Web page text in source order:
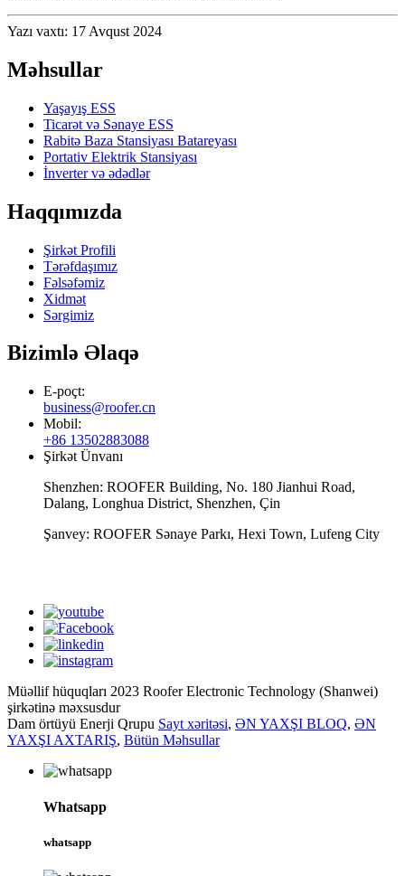
Yazı vaxtı: 17 Avqust 2024
Məhsullar
Yaşayış ESS
Ticarət və Sənaye ESS
Rabitə Baza Stansiyası Batareyası
Portativ Elektrik Stansiyası
İnverter və ədədlər
Haqqımızda
Şirkət Profili
Tərəfdaşımız
Fəlsəfəmiz
Xidmət
Sərgimiz
Bizimlə Əlaqə
E-poçt:
business@roofer.cn
Mobil:
+86 13502883088
Şirkət Ünvanı
Shenzhen: ROOFER Building, No. 180 Jianhui Road,
Dalang, Longhua District, Shenzhen, Çin
Şanvey: ROOFER Sənaye Parkı, Hexi Town, Lufeng City
Müəllif hüquqları 2023 Roofer Electronic Technology (Shanwei)
şirkətinə məxsusdur
Dam örtüyü Enerji Qrupu Sayt xəritəsi, ƏN YAXŞI BLOQ, ƏN
YAXŞI AXTARIŞ, Bütün Məhsullar
Whatsapp
whatsapp